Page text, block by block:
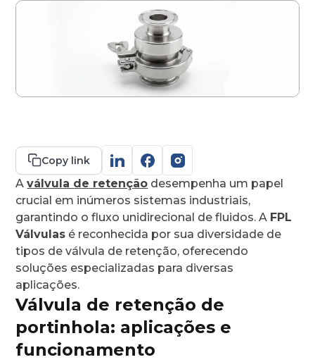
Copy link
Aválvula de retenção desempenha um papel
crucial em inúmeros sistemas industriais,
garantindo o fluxo unidirecional de fluidos. A FPL
Válvulas é reconhecida por sua diversidade de
tipos de válvula de retenção, oferecendo
soluções especializadas para diversas
aplicações.
Válvula de retenção de
portinhola: aplicações e
funcionamento